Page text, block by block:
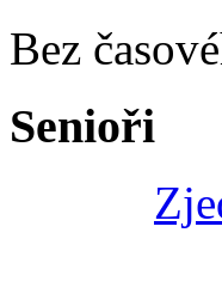
Bez
Senioři